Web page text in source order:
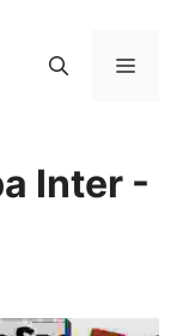
Menu
Inter -